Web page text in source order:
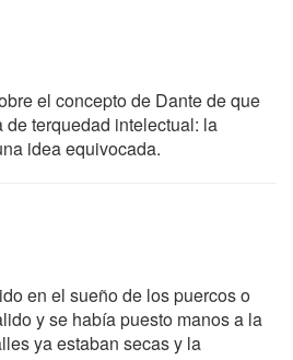
el concepto de Dante de que
de terquedad intelectual: la
idea equivocada.
en el sueño de los puercos o
y se había puesto manos a la
ya estaban secas y la